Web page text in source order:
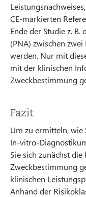
CE-markierten
Ende der Studie z.
(PNA) zwischen
werden. Nur mit
mit der klinischen
Zweckbestimmung
Fazit
Um zu ermitteln, wie
In-vitro-
Sie sich zunächst
Zweckbestimmung
klinischen
Anhand der